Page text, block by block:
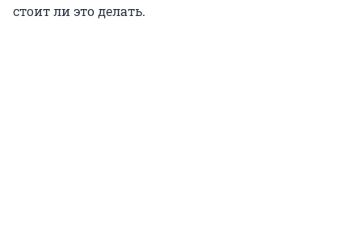
стоит ли это делать.